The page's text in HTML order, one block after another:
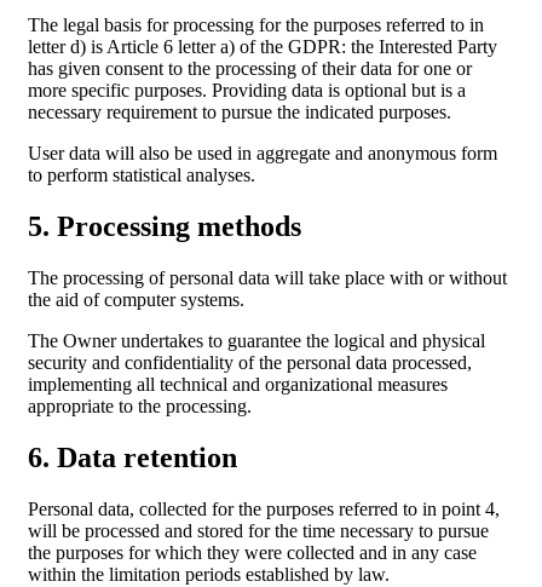
The legal basis for processing for the purposes referred to in
letter d) is Article 6 letter a) of the GDPR: the Interested Party
has given consent to the processing of their data for one or
more specific purposes. Providing data is optional but is a
necessary requirement to pursue the indicated purposes.
User data will also be used in aggregate and anonymous form
to perform statistical analyses.
5. Processing methods
The processing of personal data will take place with or without
the aid of computer systems.
The Owner undertakes to guarantee the logical and physical
security and confidentiality of the personal data processed,
implementing all technical and organizational measures
appropriate to the processing.
6. Data retention
Personal data, collected for the purposes referred to in point 4,
will be processed and stored for the time necessary to pursue
the purposes for which they were collected and in any case
within the limitation periods established by law.